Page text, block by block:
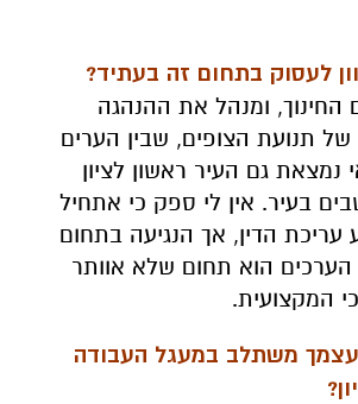
לעסוק בתחום זה בעתיד?
החינוך, ומנהל את ההנהגה
של תנועת הצופים, שבין הערים
נמצאת גם העיר ראשון לציון
בעיר. אין לי ספק כי אתחיל
עריכת הדין, אך הנגיעה בתחום
הערכים הוא תחום שלא אוותר
המקצועית.
משתלב במעגל העבודה